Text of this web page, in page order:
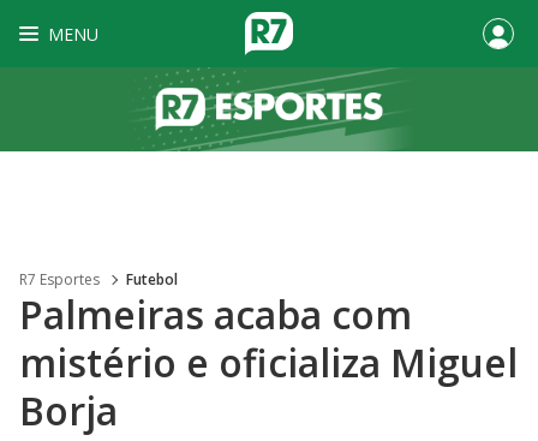
MENU
R7 Esportes Futebol
Palmeiras acaba com
mistério e oficializa Miguel
Borja